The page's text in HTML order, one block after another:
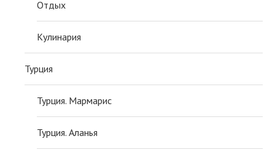
Отдых
Кулинария
Турция
Турция. Мармарис
Турция. Аланья